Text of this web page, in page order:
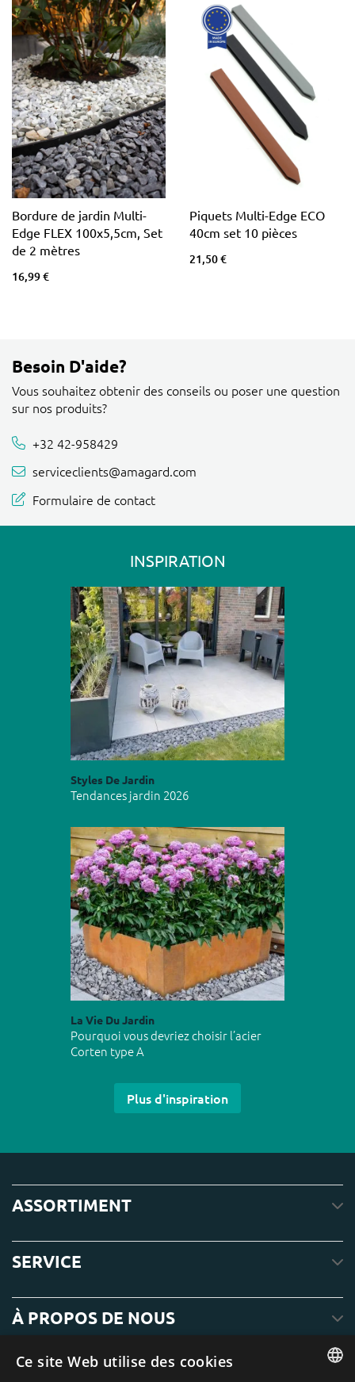
Bordure de jardin Multi-
Edge FLEX 100x5,5cm, Set
de 2 mètres
16,99 €
Piquets Multi-Edge ECO
40cm set 10 pièces
21,50 €
Besoin D'aide?
Vous souhaitez obtenir des conseils ou poser une question
sur nos produits?
+32 42-958429
serviceclients@amagard.com
Formulaire de contact
INSPIRATION
Styles De Jardin
Tendances jardin 2026
La Vie Du Jardin
Pourquoi vous devriez choisir l’acier
Corten type A
Plus d'inspiration
ASSORTIMENT
SERVICE
À PROPOS DE NOUS
Ce site Web utilise des cookies